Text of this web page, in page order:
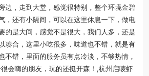
边，走到大堂，感觉很特别，整个环境金碧
，还有小隔间，可以在这里休息一下，做电
的是大间，感觉不是很大，我们人多，还是
凑合，这里小吃很多，味道也不错，就是有
不错，里面的服务员有点冷淡，不够热情，
会嗨的朋友，玩的还挺开森！,杭州启唛虾